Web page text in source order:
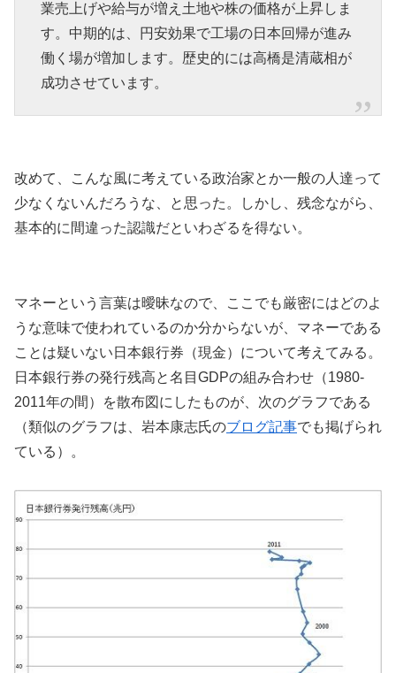
業売上げや給与が増え土地や株の価格が上昇しま
す。中期的は、円安効果で工場の日本回帰が進み
働く場が増加します。歴史的には高橋是清蔵相が
成功させています。
改めて、こんな風に考えている政治家とか一般の人達って
少なくないんだろうな、と思った。しかし、残念ながら、
基本的に間違った認識だといわざるを得ない。
マネーという言葉は曖昧なので、ここでも厳密にはどのよ
うな意味で使われているのか分からないが、マネーである
ことは疑いない日本銀行券（現金）について考えてみる。
日本銀行券の発行残高と名目GDPの組み合わせ（1980-
2011年の間）を散布図にしたものが、次のグラフである
（類似のグラフは、岩本康志氏のブログ記事でも掲げられ
ている）。